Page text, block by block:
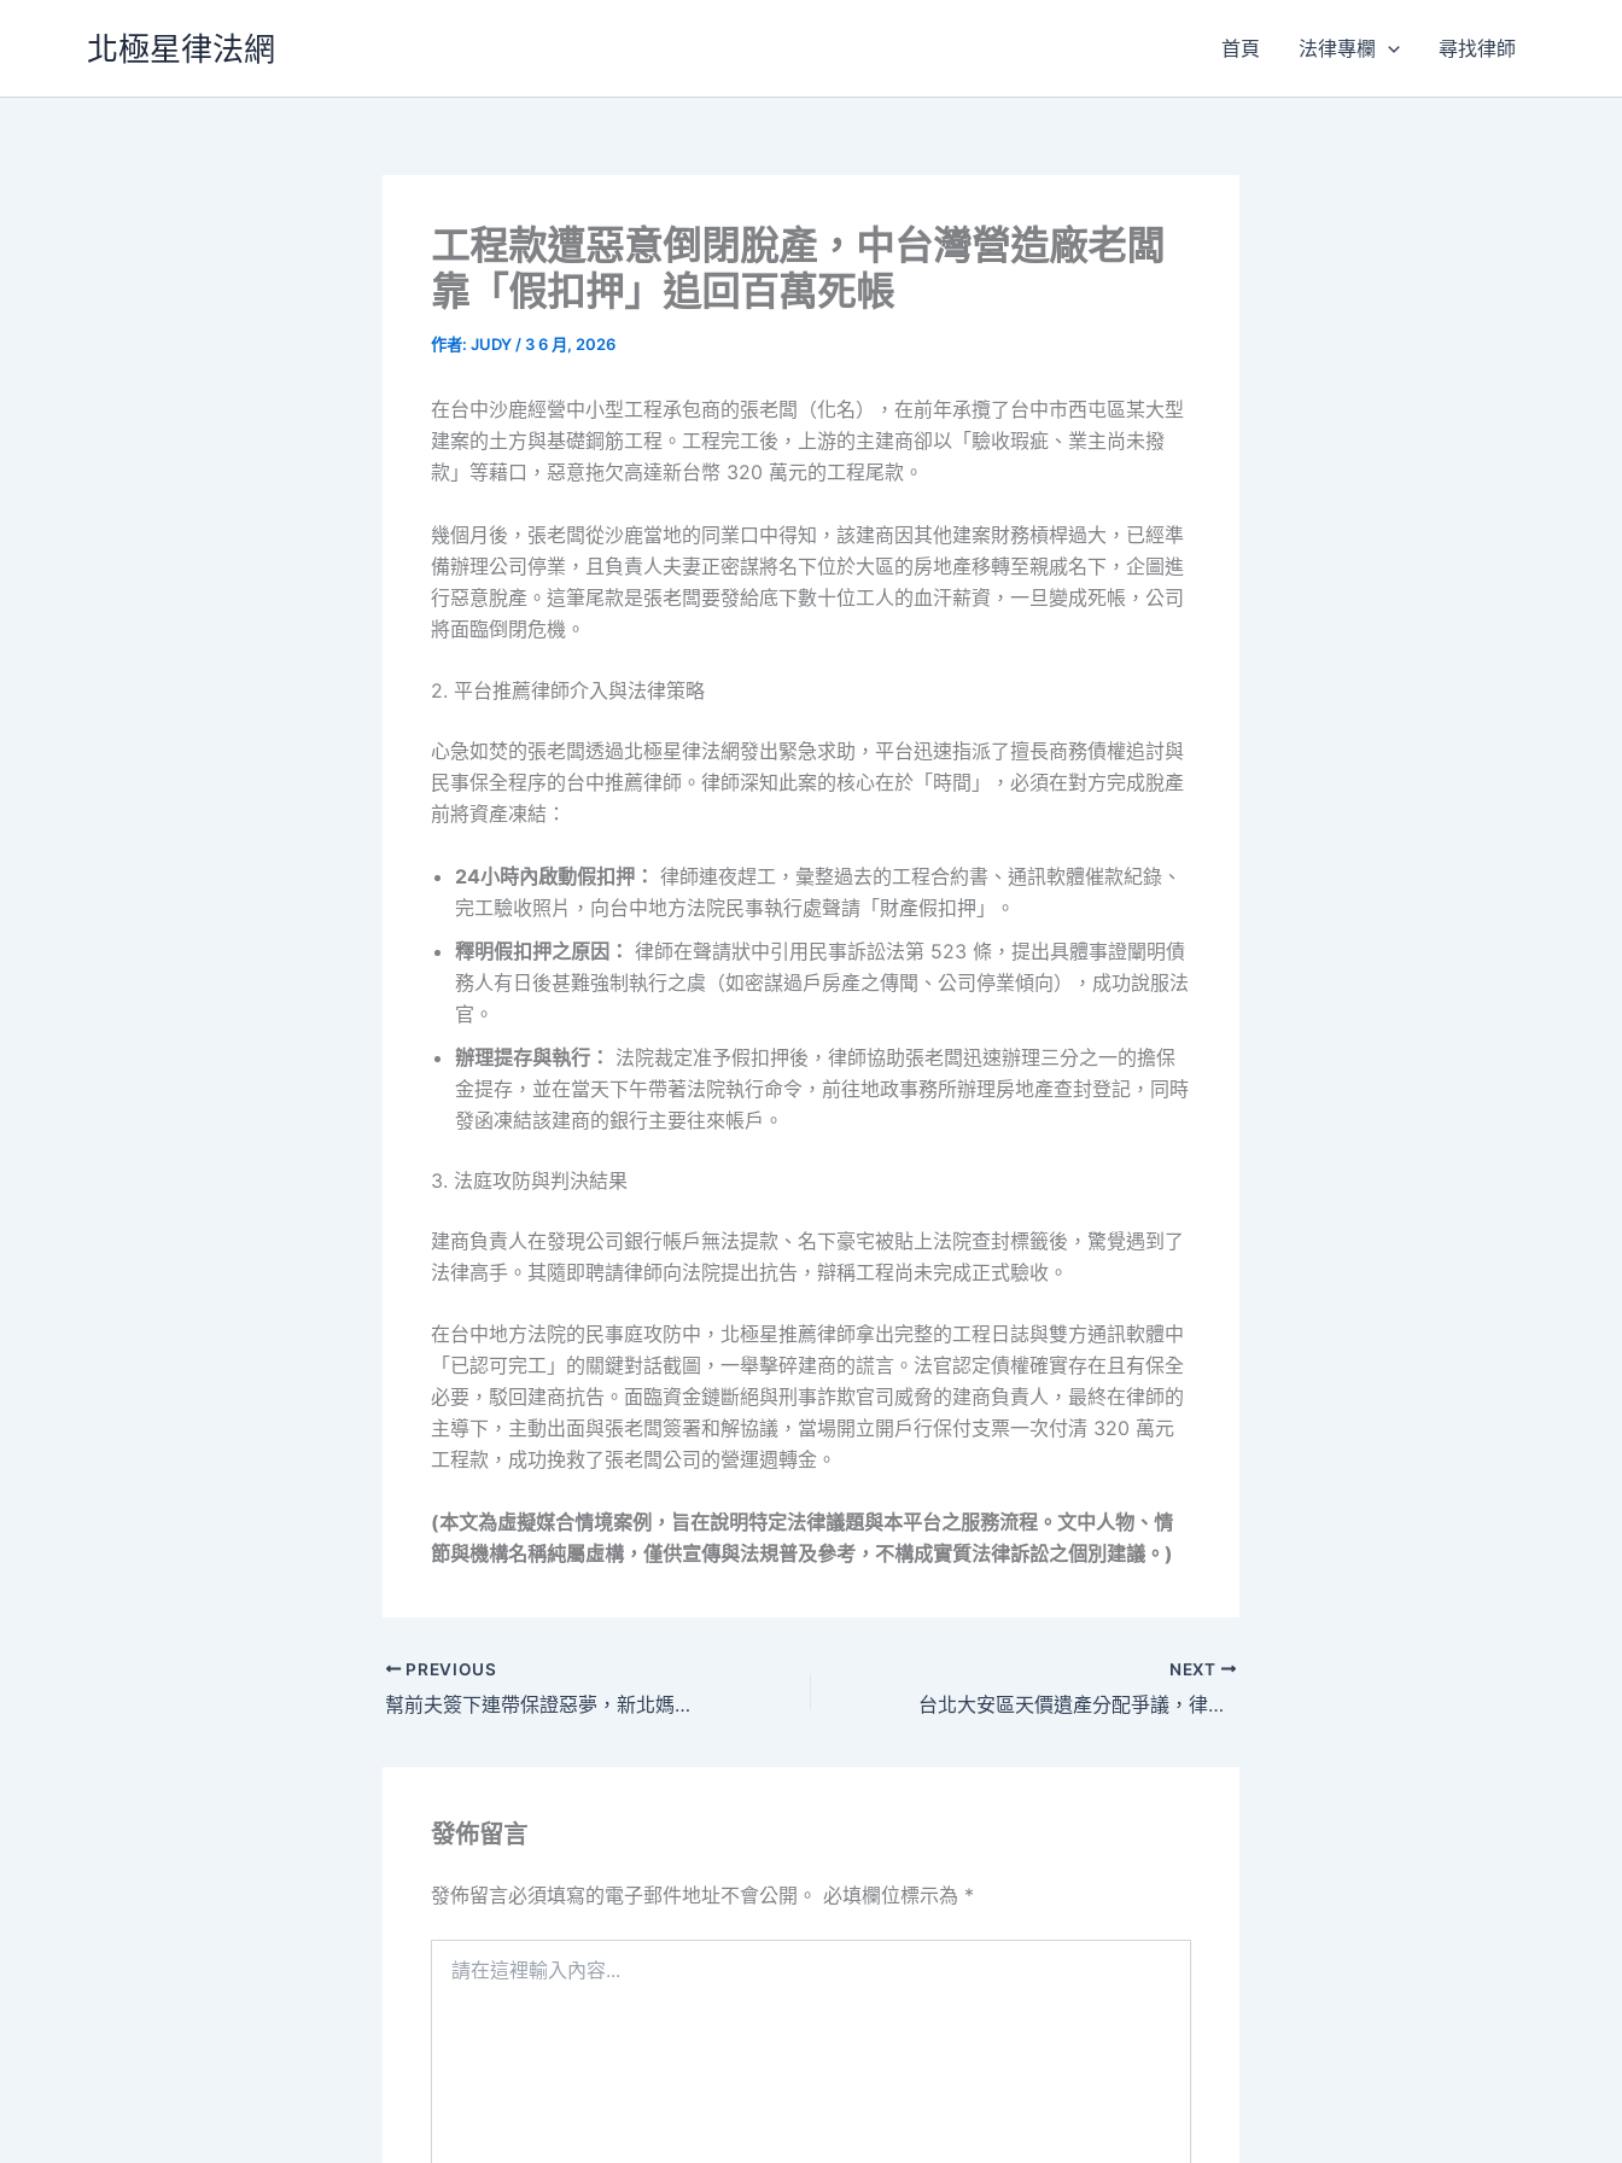
北極星律法網 首頁 法律專欄 尋找律師
工程款遭惡意倒閉脫產，中台灣營造廠老闆
靠「假扣押」追回百萬死帳
作者: JUDY / 3 6 月, 2026
在台中沙鹿經營中小型工程承包商的張老闆（化名），在前年承攬了台中市西屯區某大型
建案的土方與基礎鋼筋工程。工程完工後，上游的主建商卻以「驗收瑕疵、業主尚未撥
款」等藉口，惡意拖欠高達新台幣 320 萬元的工程尾款。
幾個月後，張老闆從沙鹿當地的同業口中得知，該建商因其他建案財務槓桿過大，已經準
備辦理公司停業，且負責人夫妻正密謀將名下位於大區的房地產移轉至親戚名下，企圖進
行惡意脫產。這筆尾款是張老闆要發給底下數十位工人的血汗薪資，一旦變成死帳，公司
將面臨倒閉危機。
2. 平台推薦律師介入與法律策略
心急如焚的張老闆透過北極星律法網發出緊急求助，平台迅速指派了擅長商務債權追討與
民事保全程序的台中推薦律師。律師深知此案的核心在於「時間」，必須在對方完成脫產
前將資產凍結：
24小時內啟動假扣押： 律師連夜趕工，彙整過去的工程合約書、通訊軟體催款紀錄、
完工驗收照片，向台中地方法院民事執行處聲請「財產假扣押」。
釋明假扣押之原因： 律師在聲請狀中引用民事訴訟法第 523 條，提出具體事證闡明債
務人有日後甚難強制執行之虞（如密謀過戶房產之傳聞、公司停業傾向），成功說服法
官。
辦理提存與執行： 法院裁定准予假扣押後，律師協助張老闆迅速辦理三分之一的擔保
金提存，並在當天下午帶著法院執行命令，前往地政事務所辦理房地產查封登記，同時
發函凍結該建商的銀行主要往來帳戶。
3. 法庭攻防與判決結果
建商負責人在發現公司銀行帳戶無法提款、名下豪宅被貼上法院查封標籤後，驚覺遇到了
法律高手。其隨即聘請律師向法院提出抗告，辯稱工程尚未完成正式驗收。
在台中地方法院的民事庭攻防中，北極星推薦律師拿出完整的工程日誌與雙方通訊軟體中
「已認可完工」的關鍵對話截圖，一舉擊碎建商的謊言。法官認定債權確實存在且有保全
必要，駁回建商抗告。面臨資金鏈斷絕與刑事詐欺官司威脅的建商負責人，最終在律師的
主導下，主動出面與張老闆簽署和解協議，當場開立開戶行保付支票一次付清 320 萬元
工程款，成功挽救了張老闆公司的營運週轉金。
(本文為虛擬媒合情境案例，旨在說明特定法律議題與本平台之服務流程。文中人物、情
節與機構名稱純屬虛構，僅供宣傳與法規普及參考，不構成實質法律訴訟之個別建議。)
PREVIOUS
幫前夫簽下連帶保證惡夢，新北媽媽靠《消債條例》更生程序重獲新生
NEXT
台北大安區天價遺產分配爭議，律師跨海追查保障「特留分」權益
發佈留言
發佈留言必須填寫的電子郵件地址不會公開。 必填欄位標示為 *